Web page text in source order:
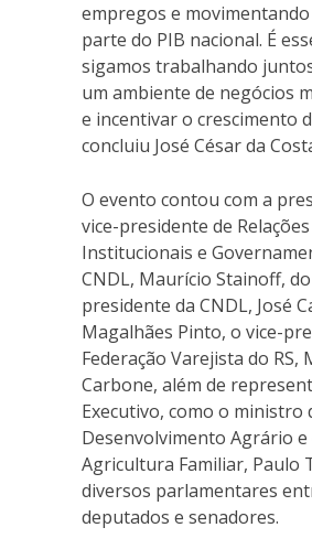
empregos e
parte do PIB nacional. É
sigamos trabalhando
um ambiente de negócios
e incentivar o crescimento
concluiu José César da
O evento contou com a
vice-presidente de Relações
Institucionais e
CNDL, Maurício Stainoff,
presidente da CNDL, José
Magalhães Pinto, o vice-
Federação Varejista do RS,
Carbone, além de
Executivo, como o ministro
Desenvolvimento Agrário e
Agricultura Familiar, Paulo
diversos parlamentares
deputados e senadores.